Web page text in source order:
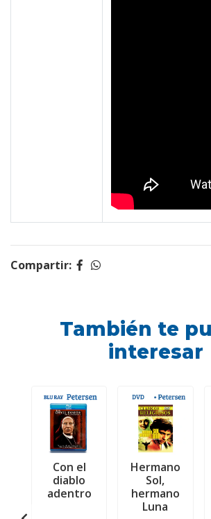
Compartir:
También te
interesar
Con el
diablo
adentro
Hermano
Sol,
hermano
Luna